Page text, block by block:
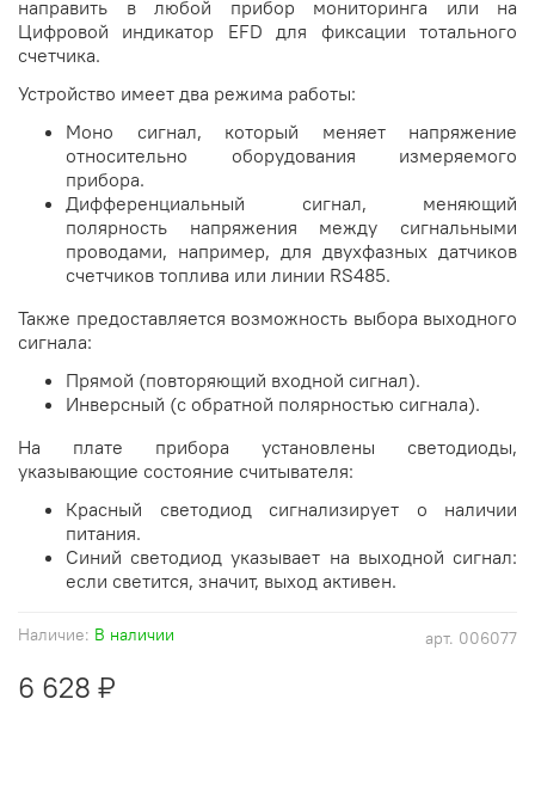
арт. 006077
Наличие: В наличии
6 628 ₽
направить в любой прибор мониторинга или на
Цифровой индикатор EFD для фиксации тотального
счетчика.
Устройство имеет два режима работы:
Моно сигнал, который меняет напряжение
относительно оборудования измеряемого
прибора.
Дифференциальный сигнал, меняющий
полярность напряжения между сигнальными
проводами, например, для двухфазных датчиков
счетчиков топлива или линии RS485.
Также предоставляется возможность выбора выходного
сигнала:
Прямой (повторяющий входной сигнал).
Инверсный (с обратной полярностью сигнала).
На плате прибора установлены светодиоды,
указывающие состояние считывателя:
Красный светодиод сигнализирует о наличии
питания.
Синий светодиод указывает на выходной сигнал:
если светится, значит, выход активен.